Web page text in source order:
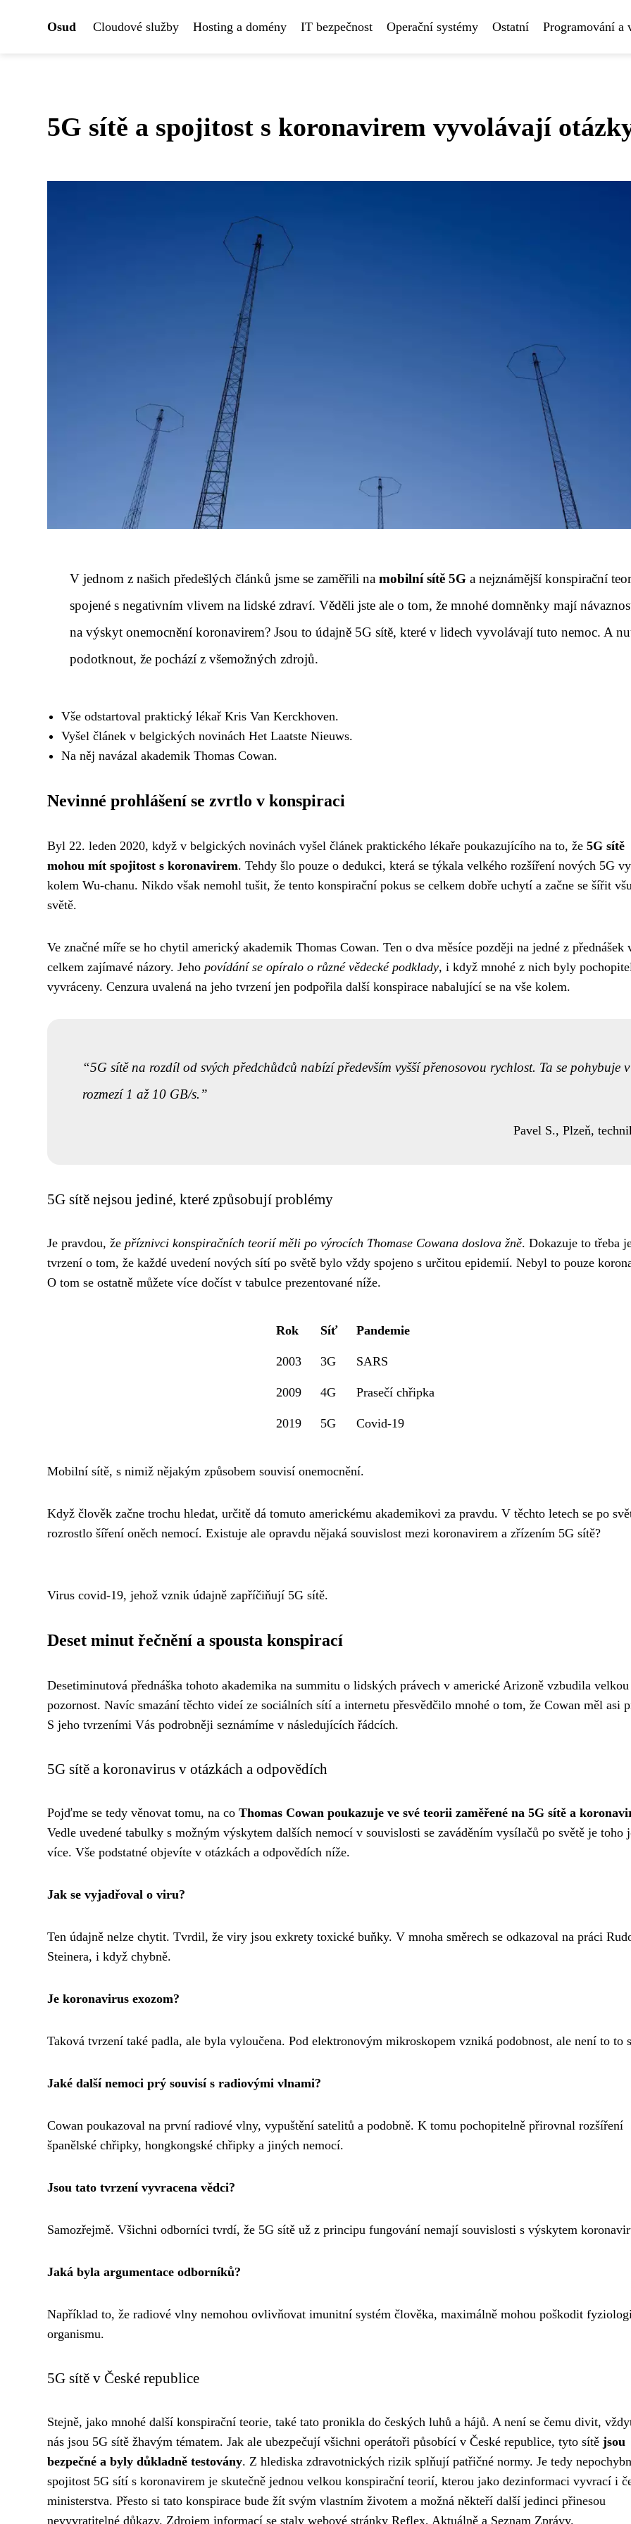
Osud Cloudové služby Hosting a domény IT bezpečnost Operační systémy Ostatní Programování a
5G sítě a spojitost s koronavirem vyvolávají
V jednom z našich předešlých článků jsme se zaměřili na mobilní sítě 5G a nejznámější konspirační
spojené s negativním vlivem na lidské zdraví. Věděli jste ale o tom, že mnohé domněnky mají
na výskyt onemocnění koronavirem? Jsou to údajně 5G sítě, které v lidech vyvolávají tuto nemoc. A
podotknout, že pochází z všemožných zdrojů.
Vše odstartoval praktický lékař Kris Van Kerckhoven.
Vyšel článek v belgických novinách Het Laatste Nieuws.
Na něj navázal akademik Thomas Cowan.
Nevinné prohlášení se zvrtlo v konspiraci
Byl 22. leden 2020, když v belgických novinách vyšel článek praktického lékaře poukazujícího na to, že 5G sítě
mohou mít spojitost s koronavirem. Tehdy šlo pouze o dedukci, která se týkala velkého rozšíření nových 5G
kolem Wu-chanu. Nikdo však nemohl tušit, že tento konspirační pokus se celkem dobře uchytí a začne se šířit
světě.
Ve značné míře se ho chytil americký akademik Thomas Cowan. Ten o dva měsíce později na jedné z přednášek
celkem zajímavé názory. Jeho povídání se opíralo o různé vědecké podklady, i když mnohé z nich byly
vyvráceny. Cenzura uvalená na jeho tvrzení jen podpořila další konspirace nabalující se na vše kolem.
5G sítě na rozdíl od svých předchůdců nabízí především vyšší přenosovou rychlost. Ta se pohybuje v
rozmezí 1 až 10 GB/s.
Pavel S., Plzeň,
5G sítě nejsou jediné, které způsobují problémy
Je pravdou, že příznivci konspiračních teorií měli po výrocích Thomase Cowana doslova žně. Dokazuje to třeba
tvrzení o tom, že každé uvedení nových sítí po světě bylo vždy spojeno s určitou epidemií. Nebyl to pouze
O tom se ostatně můžete více dočíst v tabulce prezentované níže.
Rok Síť Pandemie
2003 3G SARS
2009 4G Prasečí chřipka
2019 5G Covid-19
Mobilní sítě, s nimiž nějakým způsobem souvisí onemocnění.
Když člověk začne trochu hledat, určitě dá tomuto americkému akademikovi za pravdu. V těchto letech se po
rozrostlo šíření oněch nemocí. Existuje ale opravdu nějaká souvislost mezi koronavirem a zřízením 5G sítě?
Virus covid-19, jehož vznik údajně zapříčiňují 5G sítě.
Deset minut řečnění a spousta konspirací
Desetiminutová přednáška tohoto akademika na summitu o lidských právech v americké Arizoně vzbudila velkou
pozornost. Navíc smazání těchto videí ze sociálních sítí a internetu přesvědčilo mnohé o tom, že Cowan měl asi
S jeho tvrzeními Vás podrobněji seznámíme v následujících řádcích.
5G sítě a koronavirus v otázkách a odpovědích
Pojďme se tedy věnovat tomu, na co Thomas Cowan poukazuje ve své teorii zaměřené na 5G sítě a
Vedle uvedené tabulky s možným výskytem dalších nemocí v souvislosti se zaváděním vysílačů po světě je toho
více. Vše podstatné objevíte v otázkách a odpovědích níže.
Jak se vyjadřoval o viru?
Ten údajně nelze chytit. Tvrdil, že viry jsou exkrety toxické buňky. V mnoha směrech se odkazoval na práci
Steinera, i když chybně.
Je koronavirus exozom?
Taková tvrzení také padla, ale byla vyloučena. Pod elektronovým mikroskopem vzniká podobnost, ale není to to
Jaké další nemoci prý souvisí s radiovými vlnami?
Cowan poukazoval na první radiové vlny, vypuštění satelitů a podobně. K tomu pochopitelně přirovnal rozšíření
španělské chřipky, hongkongské chřipky a jiných nemocí.
Jsou tato tvrzení vyvracena vědci?
Samozřejmě. Všichni odborníci tvrdí, že 5G sítě už z principu fungování nemají souvislosti s výskytem
Jaká byla argumentace odborníků?
Například to, že radiové vlny nemohou ovlivňovat imunitní systém člověka, maximálně mohou poškodit
organismu.
5G sítě v České republice
Stejně, jako mnohé další konspirační teorie, také tato pronikla do českých luhů a hájů. A není se čemu divit,
nás jsou 5G sítě žhavým tématem. Jak ale ubezpečují všichni operátoři působící v České republice, tyto sítě jsou
bezpečné a byly důkladně testovány. Z hlediska zdravotnických rizik splňují patřičné normy. Je tedy
spojitost 5G sítí s koronavirem je skutečně jednou velkou konspirační teorií, kterou jako dezinformaci vyvrací i
ministerstva. Přesto si tato konspirace bude žít svým vlastním životem a možná někteří další jedinci přinesou
nevyvratitelné důkazy. Zdrojem informací se staly webové stránky Reflex, Aktuálně a Seznam Zprávy.